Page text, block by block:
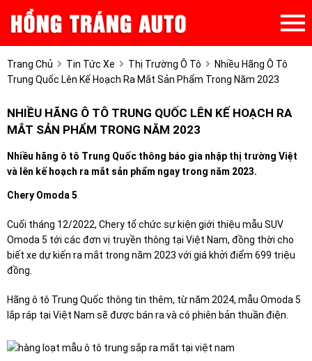
Trang Chủ Tin Tức Xe Thị Trường Ô Tô
Nhiều Hãng Ô Tô
Trung Quốc Lên Kế Hoạch Ra Mắt Sản Phẩm Trong Năm 2023
NHIỀU HÃNG Ô TÔ TRUNG QUỐC LÊN KẾ HOẠCH RA
MẮT SẢN PHẨM TRONG NĂM 2023
Nhiều hãng ô tô Trung Quốc thông báo gia nhập thị trường Việt
và lên kế hoạch ra mắt sản phẩm ngay trong năm 2023.
Chery Omoda 5
Cuối tháng 12/2022, Chery tổ chức sự kiện giới thiệu mẫu SUV
Omoda 5 tới các đơn vị truyền thông tại Việt Nam, đồng thời cho
biết xe dự kiến ra mắt trong năm 2023 với giá khởi điểm 699 triệu
đồng.
Hãng ô tô Trung Quốc thông tin thêm, từ năm 2024, mẫu Omoda 5
lắp ráp tại Việt Nam sẽ được bán ra và có phiên bản thuần điện.